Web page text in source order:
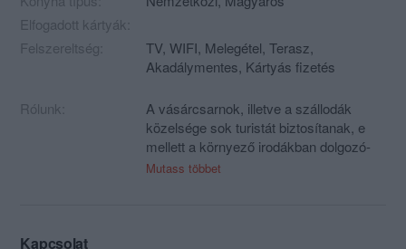
Elfogadott kártyák:
Felszereltség:
TV, WIFI, Melegétel, Terasz,
Akadálymentes, Kártyás fizetés
Rólunk:
A vásárcsarnok, illetve a szállodák
közelsége sok turistát biztosítanak, e
mellett a környező irodákban dolgozó-
és a környéken lakó emberek váltak
Mutass többet
Kapcsolat